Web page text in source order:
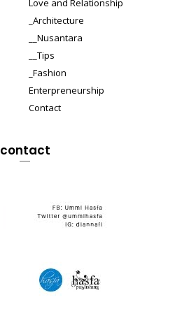
Love and Relationship
_Architecture
__Nusantara
__Tips
_Fashion
Enterpreneurship
Contact
contact